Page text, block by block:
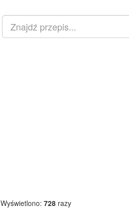
Wyświetlono: 728 razy